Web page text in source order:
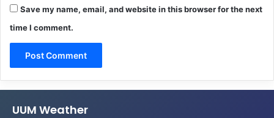
Save my name, email, and website in this browser for the next
time I comment.
UUM Weather